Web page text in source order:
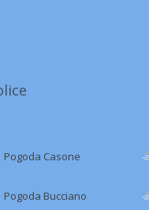
Pogoda Casone
Pogoda Bucciano